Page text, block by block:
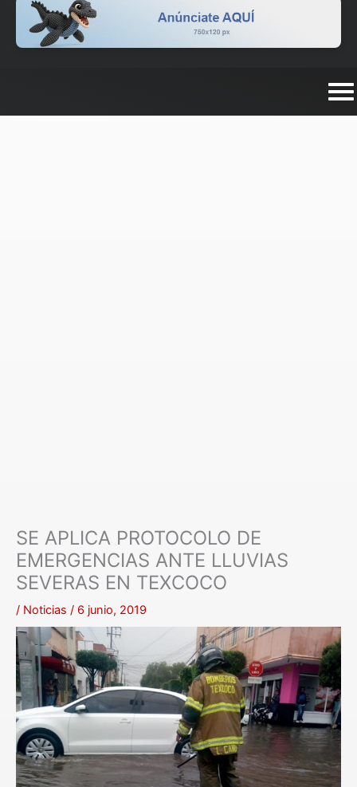
SE APLICA PROTOCOLO DE
EMERGENCIAS ANTE LLUVIAS
SEVERAS EN TEXCOCO
/ Noticias / 6 junio, 2019